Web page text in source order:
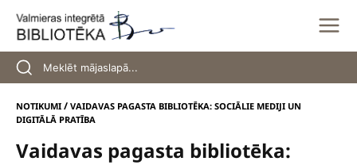
content
NOTIKUMI / VAIDAVAS PAGASTA BIBLIOTĒKA: SOCIĀLIE MEDIJI UN
DIGITĀLĀ PRATĪBA
Vaidavas pagasta bibliotēka: